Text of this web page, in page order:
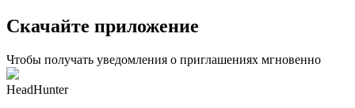
Скачайте приложение
Чтобы получать уведомления о приглашениях мгновенно
HeadHunter